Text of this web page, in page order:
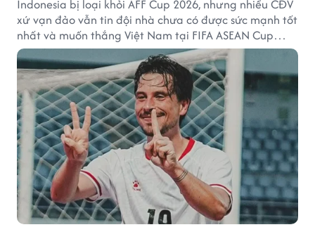
Indonesia bị loại khỏi AFF Cup 2026, nhưng nhiều CĐV
xứ vạn đảo vẫn tin đội nhà chưa có được sức mạnh tốt
nhất và muốn thắng Việt Nam tại FIFA ASEAN Cup
2026.